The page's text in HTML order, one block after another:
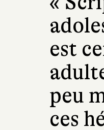
est
peu
ces